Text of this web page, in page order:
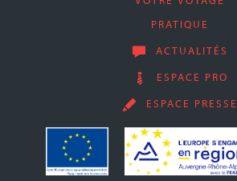
PRATIQUE
ACTUALITÉS
ESPACE PRO
ESPACE PRESSE